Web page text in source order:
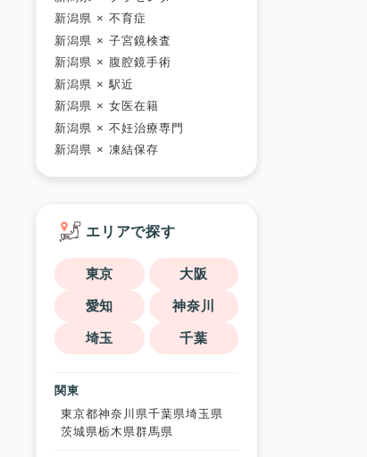
新潟県 × 不育症
新潟県 × 子宮鏡検査
新潟県 × 腹腔鏡手術
新潟県 × 駅近
新潟県 × 女医在籍
新潟県 × 不妊治療専門
新潟県 × 凍結保存
エリアで探す
東京 大阪
愛知 神奈川
埼玉 千葉
関東
東京都神奈川県千葉県埼玉県
茨城県栃木県群馬県